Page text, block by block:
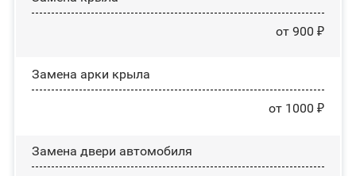
от 900 ₽
Замена арки крыла
от 1000 ₽
Замена двери автомобиля